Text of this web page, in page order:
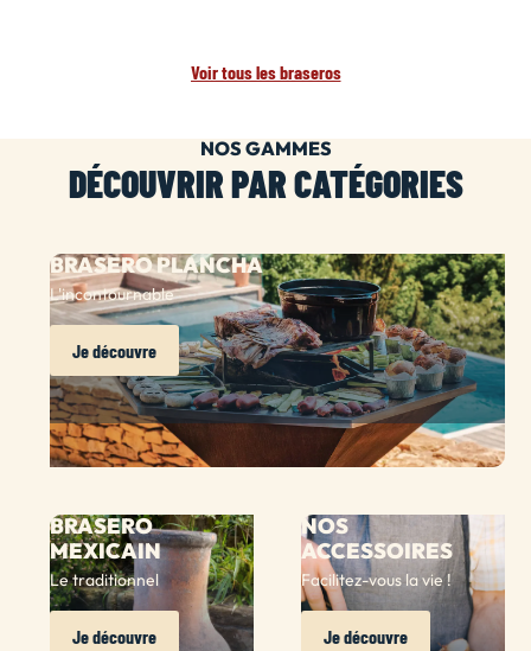
Voir tous les braseros
NOS GAMMES
DÉCOUVRIR PAR CATÉGORIES
BRASERO PLANCHA
L'incontournable
Je découvre
BRASERO
MEXICAIN
Le traditionnel
Je découvre
NOS
ACCESSOIRES
Facilitez-vous la vie !
Je découvre